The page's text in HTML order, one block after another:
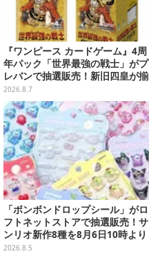
『ワンピース カードゲーム』4周
年パック「世界最強の戦士」がプ
レバンで抽選販売！新旧四皇が揃
い踏み、刃牙作者が描く「カイド
ウ」も
2026.8.7
「ボンボンドロップシール」がロ
フトネットストアで抽選販売！サ
ンリオ新作8種を8月6日10時より
受付開始
2026.8.5